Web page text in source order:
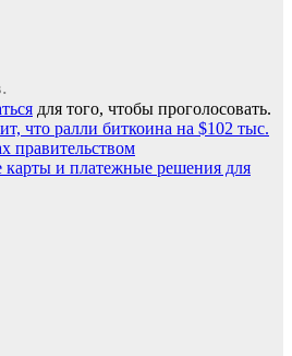
для того, чтобы проголосовать.
что ралли биткоина на $102 тыс.
правительством
карты и платежные решения для